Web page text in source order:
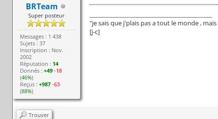
BRTeam
Super posteur
Messages : 1 438
Sujets : 37
Inscription : Nov.
2002
Réputation : 14
Donnés :+49 -18
(46%)
Reçus :+987 -63
(88%)
"je sais que j'plais pas a tout le monde ,
[j-c]
Trouver